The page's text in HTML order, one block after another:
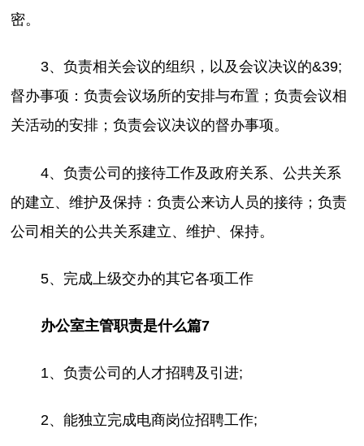
密。
3、负责相关会议的组织，以及会议决议的&39;
督办事项：负责会议场所的安排与布置；负责会议相
关活动的安排；负责会议决议的督办事项。
4、负责公司的接待工作及政府关系、公共关系
的建立、维护及保持：负责公来访人员的接待；负责
公司相关的公共关系建立、维护、保持。
5、完成上级交办的其它各项工作
办公室主管职责是什么篇7
1、负责公司的人才招聘及引进;
2、能独立完成电商岗位招聘工作;